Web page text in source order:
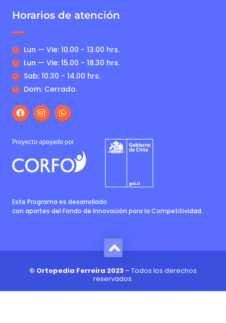
Horarios de atención
Lun — Vie: 10.00 - 13.00 hrs.
Lun — Vie: 15.00 - 18.30 hrs.
Sab: 10.30 - 14.00 hrs.
Dom: Cerrado.
Este Programa es desarrollado
con aportes del Fondo de Innovación para la Competitividad.
© Ortopedia Ferreira 2023 – Todos los derechos
reservados.